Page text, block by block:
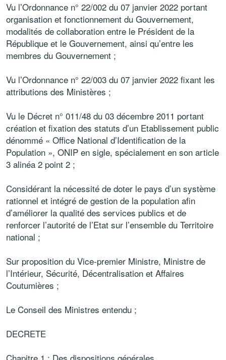
Vu l’Ordonnance n° 22/002 du 07 janvier 2022 portant
organisation et fonctionnement du Gouvernement,
modalités de collaboration entre le Président de la
République et le Gouvernement, ainsi qu’entre les
membres du Gouvernement ;
Vu l’Ordonnance n° 22/003 du 07 janvier 2022 fixant les
attributions des Ministères ;
Vu le Décret n° 011/48 du 03 décembre 2011 portant
création et fixation des statuts d’un Etablissement public
dénommé « Office National d’Identification de la
Population », ONIP en sigle, spécialement en son article
3 alinéa 2 point 2 ;
Considérant la nécessité de doter le pays d’un système
rationnel et intégré de gestion de la population afin
d’améliorer la qualité des services publics et de
renforcer l’autorité de l’Etat sur l’ensemble du Territoire
national ;
Sur proposition du Vice-premier Ministre, Ministre de
l’Intérieur, Sécurité, Décentralisation et Affaires
Coutumières ;
Le Conseil des Ministres entendu ;
DECRETE